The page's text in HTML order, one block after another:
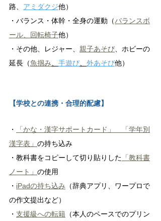
路、 アミダクジ他）
・バランス・体幹・全身の運動（バランスボ
ール
回転椅子他）
・その他、レジャー、 親子あそび 、ホビーの
延長（魚掴み 手遊び 外あそび他）
【学校との連携・合理的配慮】
・ 「かな・漢字サポートカード」
「学年別
漢字表」 の持ち込み
・教科書をコピーして切り貼りした 「教科書
ノート」 の使用
・ iPadの持ち込み （辞典アプリ、ワープロで
の作文提出など）
・ 支援級への転籍 （本人のペースでのプリン